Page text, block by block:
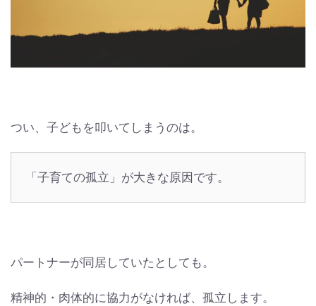
つい、子どもを叩いてしまうのは。
「子育ての孤立」が大きな原因です。
パートナーが同居していたとしても。
精神的・肉体的に協力がなければ、孤立します。